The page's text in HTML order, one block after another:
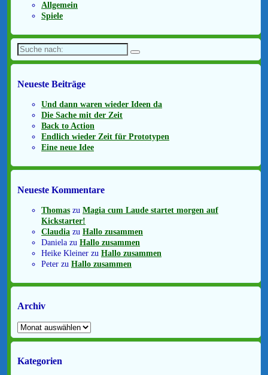
Allgemein
Spiele
Suche
nach:
Neueste Beiträge
Und dann waren wieder Ideen da
Die Sache mit der Zeit
Back to Action
Endlich wieder Zeit für Prototypen
Eine neue Idee
Neueste Kommentare
Thomas zu Magia cum Laude startet morgen auf
Kickstarter!
Claudia zu Hallo zusammen
Daniela zu Hallo zusammen
Heike Kleiner zu Hallo zusammen
Peter zu Hallo zusammen
Archiv
Archiv
Kategorien